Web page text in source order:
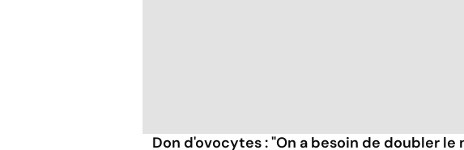
Don d'ovocytes : "On a besoin de doubler le